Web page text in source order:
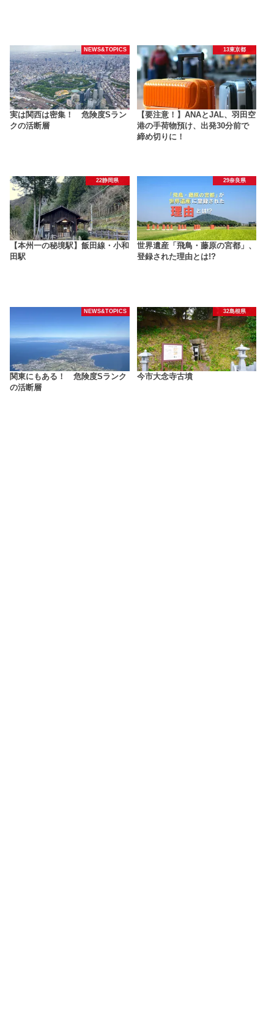
NEWS&TOPICS
実は関西は密集！ 危険度Sラン
クの活断層
13東京都
【要注意！】ANAとJAL、羽田空
港の手荷物預け、出発30分前で
締め切りに！
22静岡県
【本州一の秘境駅】飯田線・小和
田駅
29奈良県
世界遺産「飛鳥・藤原の宮都」、
登録された理由とは!?
NEWS&TOPICS
関東にもある！ 危険度Sランク
の活断層
32島根県
今市大念寺古墳